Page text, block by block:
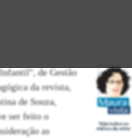
Veja todos os
vídeos da série
de Gestão
da revista,
de Souza,
ser feito o
as